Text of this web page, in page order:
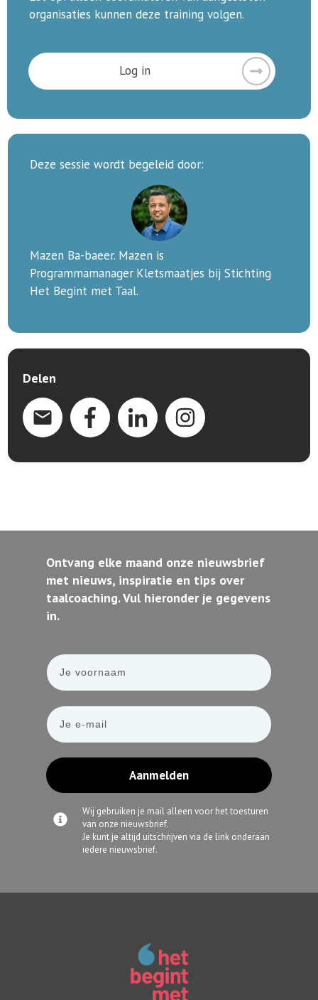
organisaties kunnen deze training volgen.
Log in
Deze sessie wordt begeleid door:
Mazen Ba-baeer. Mazen is
Programmamanager Kletsmaatjes bij Stichting
Het Begint met Taal.
Delen
Ontvang elke maand onze nieuwsbrief
met nieuws, inspiratie en tips over
taalcoaching. Vul hieronder je gegevens
in.
Aanmelden
Wij gebruiken je mail alleen voor het toesturen
van onze nieuwsbrief.
Je kunt je altijd uitschrijven via de link onderaan
iedere nieuwsbrief.